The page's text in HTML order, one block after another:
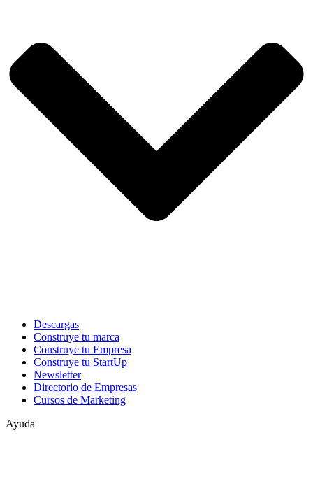
Descargas
Construye tu marca
Construye tu Empresa
Construye tu StartUp
Newsletter
Directorio de Empresas
Cursos de Marketing
Ayuda